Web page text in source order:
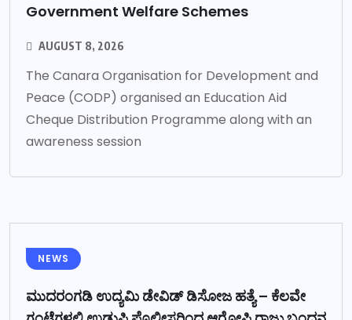
Government Welfare Schemes
AUGUST 8, 2026
The Canara Organisation for Development and
Peace (CODP) organised an Education Aid
Cheque Distribution Programme along with an
awareness session
NEWS
ಮುದರಂಗಡಿ ಉದ್ಯಮಿ ಡೇವಿಡ್ ಡಿಸೋಜ ಹತ್ಯೆ – ಕೆಲವೇ